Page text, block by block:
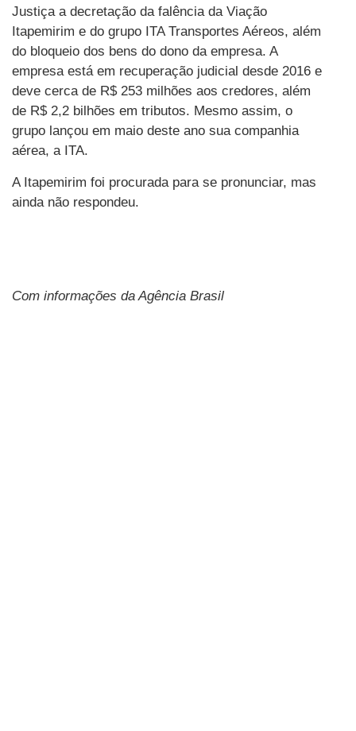
Justiça a decretação da falência da Viação
Itapemirim e do grupo ITA Transportes Aéreos, além
do bloqueio dos bens do dono da empresa. A
empresa está em recuperação judicial desde 2016 e
deve cerca de R$ 253 milhões aos credores, além
de R$ 2,2 bilhões em tributos. Mesmo assim, o
grupo lançou em maio deste ano sua companhia
aérea, a ITA.
A Itapemirim foi procurada para se pronunciar, mas
ainda não respondeu.
Com informações da Agência Brasil